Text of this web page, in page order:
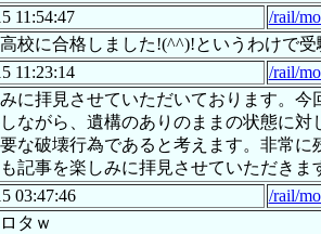
11:54:47
/rail/
校に合格しました!(^^)!というわけで
11:23:14
/rail/
に拝見させていただいております。
ながら、遺構のありのままの状態に
な破壊行為であると考えます。非常
記事を楽しみに拝見させていただきま
03:47:46
/rail/
タｗ